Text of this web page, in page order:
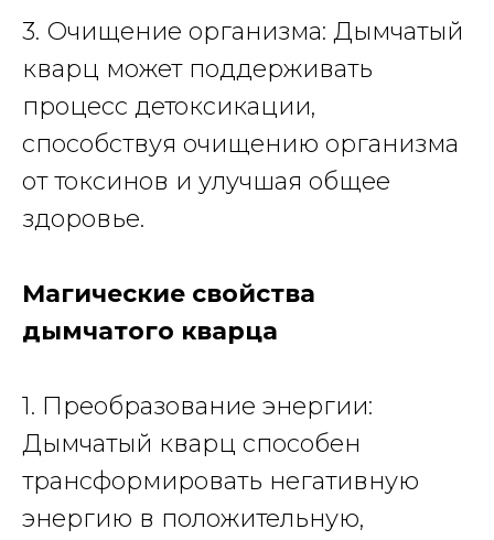
3. Очищение организма: Дымчатый
кварц может поддерживать
процесс детоксикации,
способствуя очищению организма
от токсинов и улучшая общее
здоровье.
Магические свойства
дымчатого кварца
1. Преобразование энергии:
Дымчатый кварц способен
трансформировать негативную
энергию в положительную,